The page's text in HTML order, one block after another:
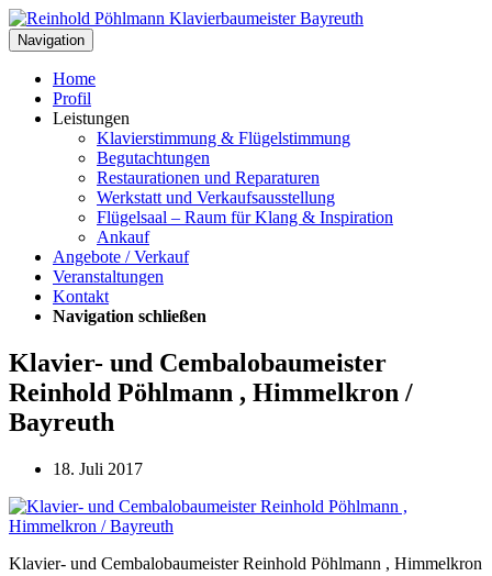
Navigation
Home
Profil
Leistungen
Klavierstimmung & Flügelstimmung
Begutachtungen
Restaurationen und Reparaturen
Werkstatt und Verkaufsausstellung
Flügelsaal – Raum für Klang & Inspiration
Ankauf
Angebote / Verkauf
Veranstaltungen
Kontakt
Navigation schließen
Klavier- und Cembalobaumeister
Reinhold Pöhlmann , Himmelkron /
Bayreuth
18. Juli 2017
Klavier- und Cembalobaumeister Reinhold Pöhlmann , Himmelkron